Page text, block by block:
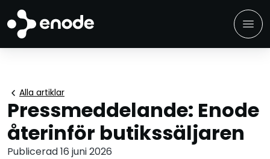
menu
chevron_left Alla artiklar
Pressmeddelande: Enode
återinför butikssäljaren
Publicerad 16 juni 2026